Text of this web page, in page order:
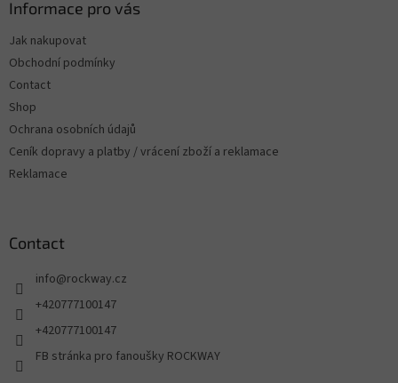
Informace pro vás
Jak nakupovat
Obchodní podmínky
Contact
Shop
Ochrana osobních údajů
Ceník dopravy a platby / vrácení zboží a reklamace
Reklamace
Contact
info@rockway.cz
+420777100147
+420777100147
FB stránka pro fanoušky ROCKWAY